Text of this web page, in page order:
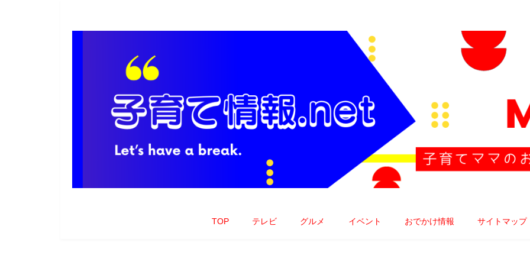
TOP テレビ グルメ イベント おでかけ情報 サイトマップ